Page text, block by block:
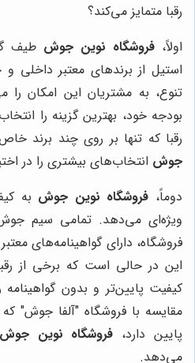
رقبا متمایز می‌کند؟
اولاً، فروشگاه نوین جوش طیف
استیل از برندهای معتبر داخلی
تنوع، به مشتریان این امکان را
بودجه خود، بهترین گزینه را
رقبا که تنها بر روی چند برند خاص
جوش انتخاب‌های بیشتری را در
دوماً، فروشگاه نوین جوش به
ویژه‌ای می‌دهد. تمامی سیم
فروشگاه، دارای گواهینامه‌های
این در حالی است که برخی از
کیفیت پایین‌تر و بدون گواهینامه
مقایسه با فروشگاه "آلفا جوش"
پایین دارد، فروشگاه نوین جوش
می‌دهد.